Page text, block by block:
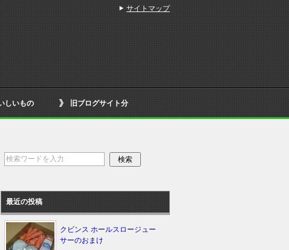
しいもの 旧ブログサイト分
最近の投稿
クビンス ホールスロージュー
サーのおまけ
サイトマップ